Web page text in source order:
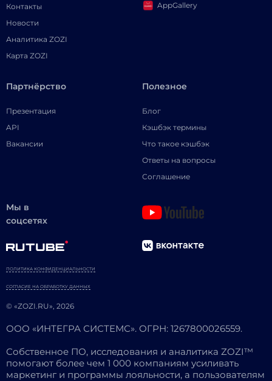
Контакты
Новости
Аналитика ZOZI
Карта ZOZI
AppGallery
Партнёрство
Презентация
API
Вакансии
Полезное
Блог
Кэшбэк термины
Что такое кэшбэк
Ответы на вопросы
Соглашение
Мы в
соцсетях
© «ZOZI.RU», 2026
ПОЛИТИКА КОНФИДЕНЦИАЛЬНОСТИ
СОГЛАСИЕ НА ОБРАБОТКУ ДАННЫХ
ООО «ИНТЕГРА СИСТЕМС». ОГРН: 1267800026559.
Собственное ПО, исследования и аналитика ZOZI™
помогают более чем 1 000 компаниям усиливать
маркетинг и программы лояльности, а пользователям